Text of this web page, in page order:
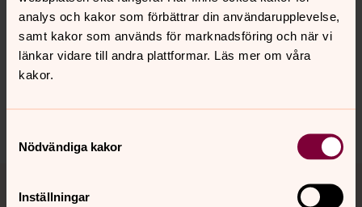
analys och kakor som förbättrar din användarupplevelse,
samt kakor som används för marknadsföring och när vi
länkar vidare till andra plattformar. Läs mer om våra
kakor.
Nödvändiga kakor
Inställningar
Synpunkter eller frågor på sidans
innehåll?
kristianstads.pastorat@svenskakyrkan.se